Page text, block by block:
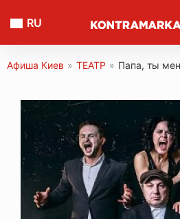
RU
Афиша Киев » ТЕАТР » Папа, ты